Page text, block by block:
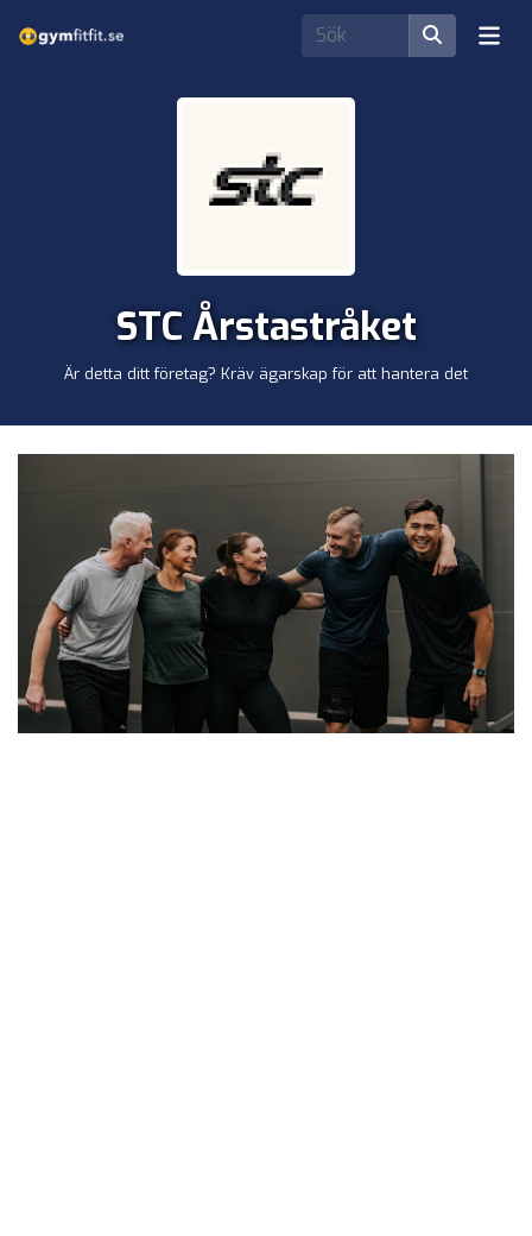
STC Årstastråket
Är detta ditt företag? Kräv ägarskap för att hantera det